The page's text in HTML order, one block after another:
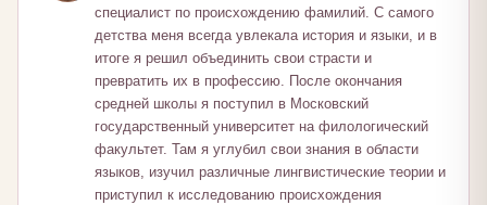
специалист по происхождению фамилий. С самого
детства меня всегда увлекала история и языки, и в
итоге я решил объединить свои страсти и
превратить их в профессию. После окончания
средней школы я поступил в Московский
государственный университет на филологический
факультет. Там я углубил свои знания в области
языков, изучил различные лингвистические теории и
приступил к исследованию происхождения